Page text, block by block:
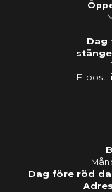
Dag
E-post:
Dag före röd